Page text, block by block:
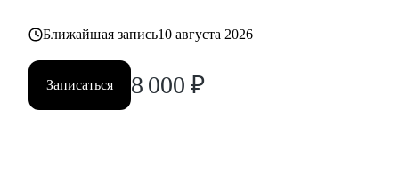
Ближайшая запись10 августа 2026
Записаться 8 000 ₽